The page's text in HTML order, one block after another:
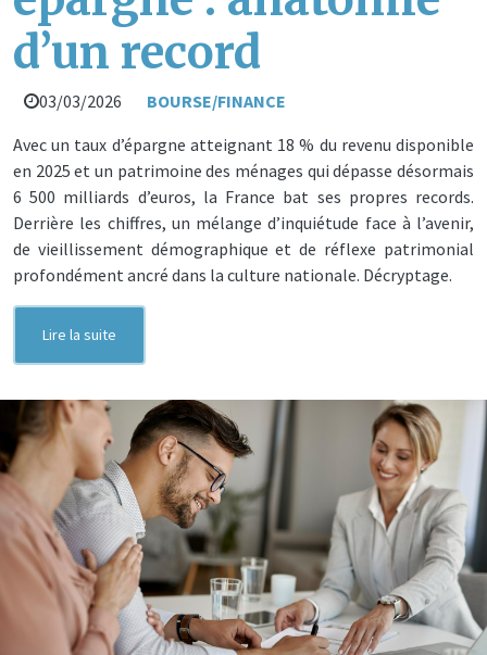
d’un record
03/03/2026
BOURSE/FINANCE
Avec un taux d’épargne atteignant 18 % du revenu disponible
en 2025 et un patrimoine des ménages qui dépasse désormais
6 500 milliards d’euros, la France bat ses propres records.
Derrière les chiffres, un mélange d’inquiétude face à l’avenir,
de vieillissement démographique et de réflexe patrimonial
profondément ancré dans la culture nationale. Décryptage.
Lire la suite